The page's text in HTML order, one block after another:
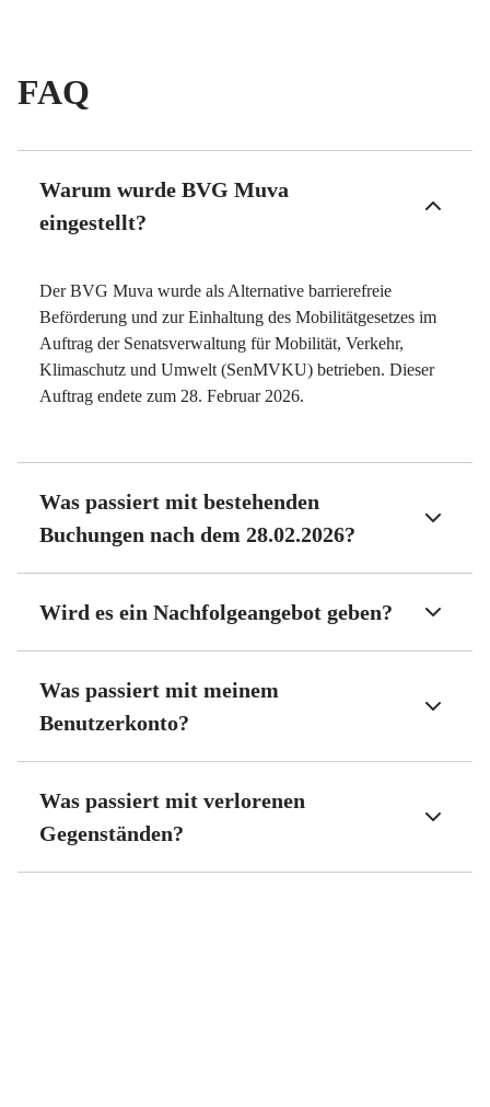
FAQ
Warum wurde BVG Muva
eingestellt?
Der BVG Muva wurde als Alternative barrierefreie
Beförderung und zur Einhaltung des Mobilitätgesetzes im
Auftrag der Senatsverwaltung für Mobilität, Verkehr,
Klimaschutz und Umwelt (SenMVKU) betrieben. Dieser
Auftrag endete zum 28. Februar 2026.
Was passiert mit bestehenden
Buchungen nach dem 28.02.2026?
Wird es ein Nachfolgeangebot geben?
Was passiert mit meinem
Benutzerkonto?
Was passiert mit verlorenen
Gegenständen?